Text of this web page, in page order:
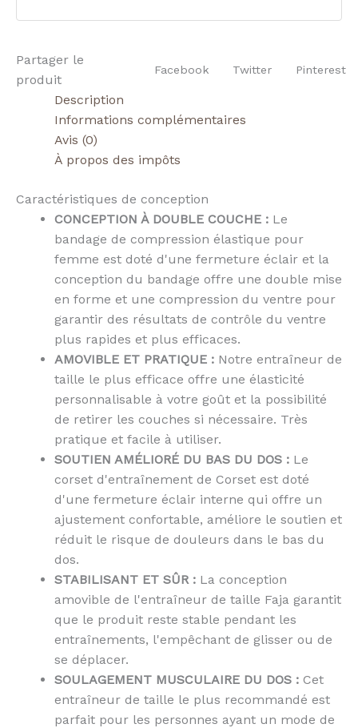
Partager le
produit
Facebook Twitter Pinterest
Description
Informations complémentaires
Avis (0)
À propos des impôts
Caractéristiques de conception
CONCEPTION À DOUBLE COUCHE : Le
bandage de compression élastique pour
femme est doté d'une fermeture éclair et la
conception du bandage offre une double mise
en forme et une compression du ventre pour
garantir des résultats de contrôle du ventre
plus rapides et plus efficaces.
AMOVIBLE ET PRATIQUE : Notre entraîneur de
taille le plus efficace offre une élasticité
personnalisable à votre goût et la possibilité
de retirer les couches si nécessaire. Très
pratique et facile à utiliser.
SOUTIEN AMÉLIORÉ DU BAS DU DOS : Le
corset d'entraînement de Corset est doté
d'une fermeture éclair interne qui offre un
ajustement confortable, améliore le soutien et
réduit le risque de douleurs dans le bas du
dos.
STABILISANT ET SÛR : La conception
amovible de l'entraîneur de taille Faja garantit
que le produit reste stable pendant les
entraînements, l'empêchant de glisser ou de
se déplacer.
SOULAGEMENT MUSCULAIRE DU DOS : Cet
entraîneur de taille le plus recommandé est
parfait pour les personnes ayant un mode de